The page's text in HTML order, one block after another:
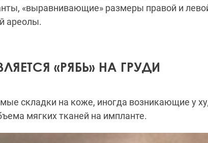
«выравнивающие» размеры правой и
ареолы.
«РЯБЬ» НА ГРУДИ
складки на коже, иногда возникающие у
мягких тканей на импланте.